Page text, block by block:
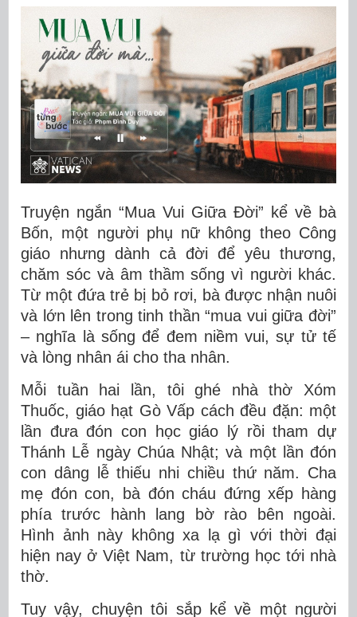
Truyện ngắn “Mua Vui Giữa Đời” kể về bà
Bốn, một người phụ nữ không theo Công
giáo nhưng dành cả đời để yêu thương,
chăm sóc và âm thầm sống vì người khác.
Từ một đứa trẻ bị bỏ rơi, bà được nhận nuôi
và lớn lên trong tinh thần “mua vui giữa đời”
– nghĩa là sống để đem niềm vui, sự tử tế
và lòng nhân ái cho tha nhân.
Mỗi tuần hai lần, tôi ghé nhà thờ Xóm
Thuốc, giáo hạt Gò Vấp cách đều đặn: một
lần đưa đón con học giáo lý rồi tham dự
Thánh Lễ ngày Chúa Nhật; và một lần đón
con dâng lễ thiếu nhi chiều thứ năm. Cha
mẹ đón con, bà đón cháu đứng xếp hàng
phía trước hành lang bờ rào bên ngoài.
Hình ảnh này không xa lạ gì với thời đại
hiện nay ở Việt Nam, từ trường học tới nhà
thờ.
Tuy vậy, chuyện tôi sắp kể về một người